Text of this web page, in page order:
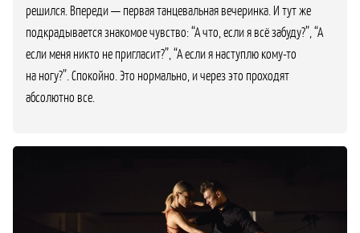
решился. Впереди — первая танцевальная вечеринка. И тут же
подкрадывается знакомое чувство: “А что, если я всё забуду?”, “А
если меня никто не пригласит?”, “А если я наступлю кому-то
на ногу?”. Спокойно. Это нормально, и через это проходят
абсолютно все.